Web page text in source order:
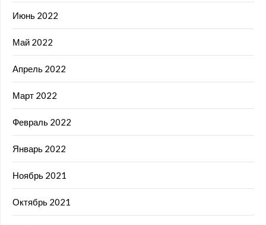
Июнь 2022
Май 2022
Апрель 2022
Март 2022
Февраль 2022
Январь 2022
Ноябрь 2021
Октябрь 2021